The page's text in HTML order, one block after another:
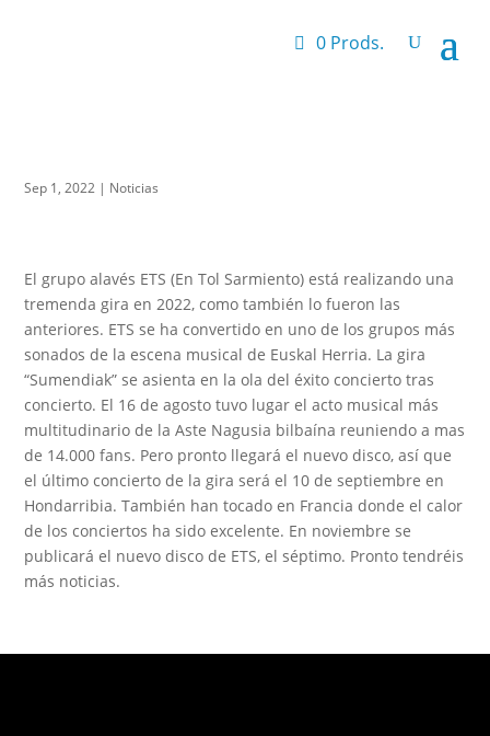
0 Prods.
Sep 1, 2022 | Noticias
El grupo alavés ETS (En Tol Sarmiento) está realizando una
tremenda gira en 2022, como también lo fueron las
anteriores. ETS se ha convertido en uno de los grupos más
sonados de la escena musical de Euskal Herria. La gira
“Sumendiak” se asienta en la ola del éxito concierto tras
concierto. El 16 de agosto tuvo lugar el acto musical más
multitudinario de la Aste Nagusia bilbaína reuniendo a mas
de 14.000 fans. Pero pronto llegará el nuevo disco, así que
el último concierto de la gira será el 10 de septiembre en
Hondarribia. También han tocado en Francia donde el calor
de los conciertos ha sido excelente. En noviembre se
publicará el nuevo disco de ETS, el séptimo. Pronto tendréis
más noticias.